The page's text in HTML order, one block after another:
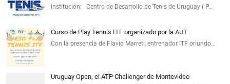
Institución: Centro de Desarrollo de Tenis de Uruguay ( P…
Curso de Play Tennis ITF organizado por la AUT
Con la presencia de Flavio Marreti, entrenador ITF oriundo…
Uruguay Open, el ATP Challenger de Montevideo